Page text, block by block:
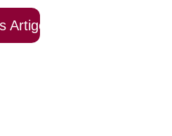
Artigos